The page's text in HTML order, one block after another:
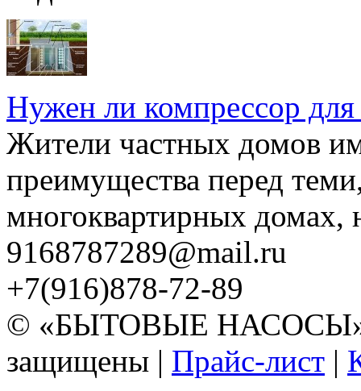
Нужен ли компрессор для
Жители частных домов
преимущества перед
многоквартирных домах,
9168787289@mail.ru
+7(916)878-72-89
© «БЫТОВЫЕ НАСОСЫ»
защищены | Прайс-лист |